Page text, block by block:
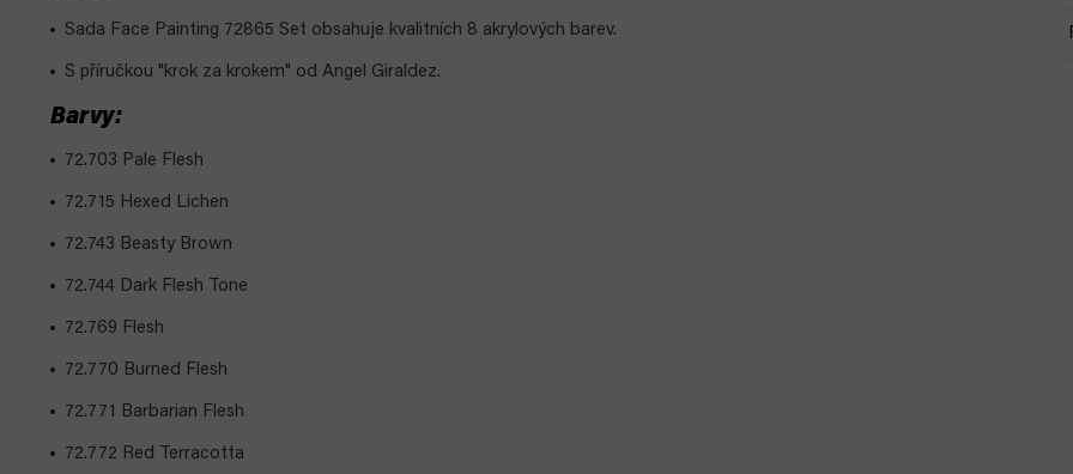
Sada Face Painting 72865 Set obsahuje kvalitních 8 akrylových barev.
S příručkou "krok za krokem" od Angel Giraldez.
Barvy:
72.703 Pale Flesh
72.715 Hexed Lichen
72.743 Beasty Brown
72.744 Dark Flesh Tone
72.769 Flesh
72.770 Burned Flesh
72.771 Barbarian Flesh
72.772 Red Terracotta